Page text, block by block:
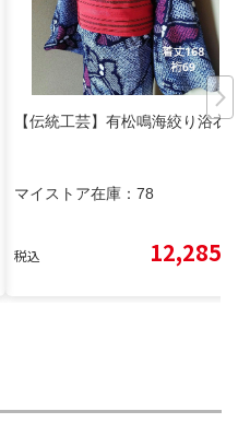
【伝統工芸】有松鳴海絞り浴衣
マイストア在庫： 78
税込 12,285